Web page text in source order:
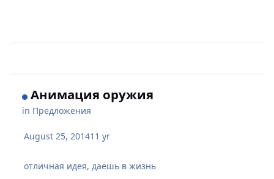
Анимация оружия
in Предложения
August 25, 201411 yr
отличная идея, даёшь в жизнь